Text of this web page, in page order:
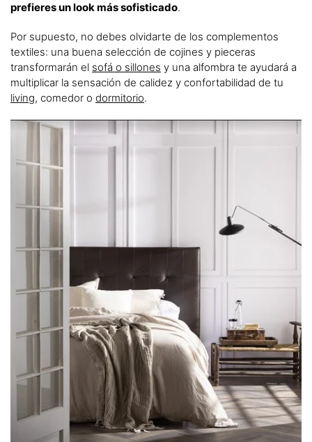
prefieres un look más sofisticado.
Por supuesto, no debes olvidarte de los complementos
textiles: una buena selección de cojines y pieceras
transformarán el sofá o sillones y una alfombra te ayudará a
multiplicar la sensación de calidez y confortabilidad de tu
living, comedor o dormitorio.